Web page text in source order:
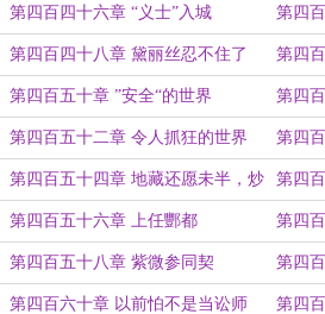
表！
第四百四十六章 “义士”入城 第四
第四百四十八章 黛丽丝忍不住了 第四
第四百五十章 ”安全“的世界 第四
第四百五十二章 令人抓狂的世界 第四
破产的
第四百五十四章 地藏还愿未半，炒
币花光预算
第四
第四百五十六章 上任酆都 第四
事
第四百五十八章 紫微参同契 第四
课
第四百六十章 以前怕不是当讼师 第四